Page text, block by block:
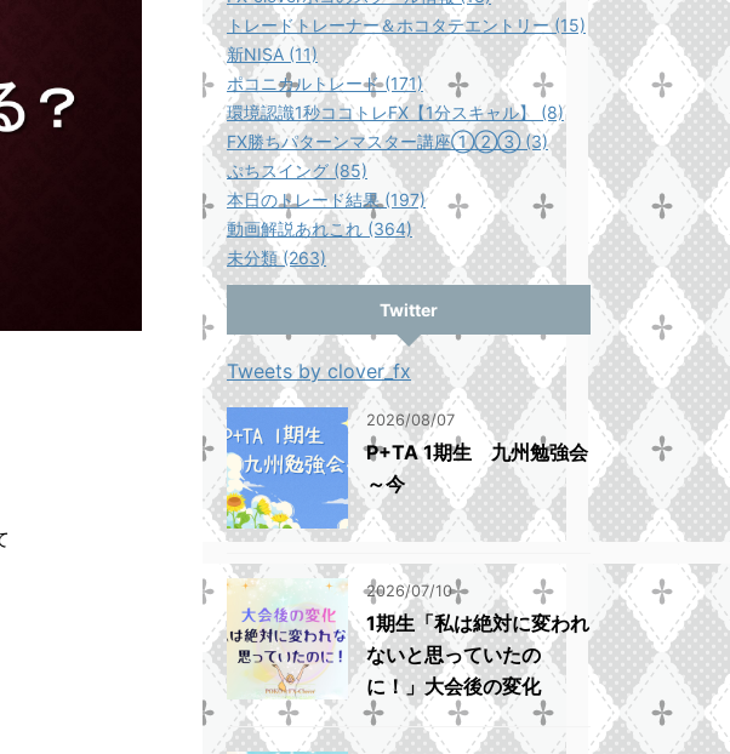
トレードトレーナー＆ホコタテエントリー (15)
新NISA (11)
ポコニカルトレード (171)
環境認識1秒ココトレFX【1分スキャル】 (8)
FX勝ちパターンマスター講座①②③ (3)
ぷちスイング (85)
本日のトレード結果 (197)
動画解説あれこれ (364)
未分類 (263)
Twitter
Tweets by clover_fx
2026/08/07
P+TA 1期生 九州勉強会
～今
2026/07/10
1期生「私は絶対に変われ
ないと思っていたの
に！」大会後の変化